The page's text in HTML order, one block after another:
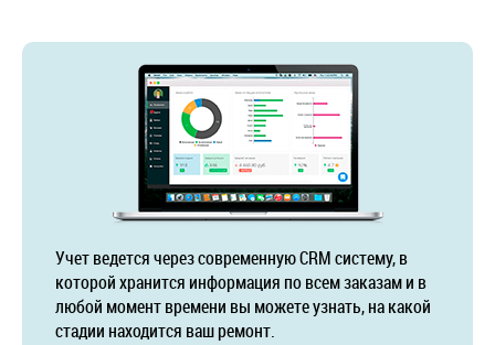
Учет ведется через современную CRM систему, в
которой хранится информация по всем заказам и в
любой момент времени вы можете узнать, на какой
стадии находится ваш ремонт.